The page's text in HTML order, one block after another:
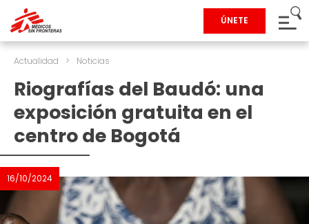
ÚNETE
Actualidad > Noticias
Riografías del Baudó: una
exposición gratuita en el
centro de Bogotá
16/10/2024